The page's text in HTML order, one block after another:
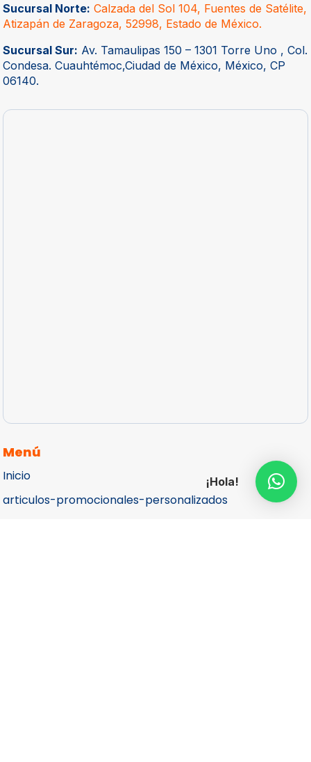
Sucursal Norte: Calzada del Sol 104, Fuentes de Satélite,
Atizapán de Zaragoza, 52998, Estado de México.
Sucursal Sur: Av. Tamaulipas 150 – 1301 Torre Uno , Col.
Condesa. Cuauhtémoc,Ciudad de México, México, CP
06140.
Menú
Inicio
articulos-promocionales-personalizados
¡Hola!